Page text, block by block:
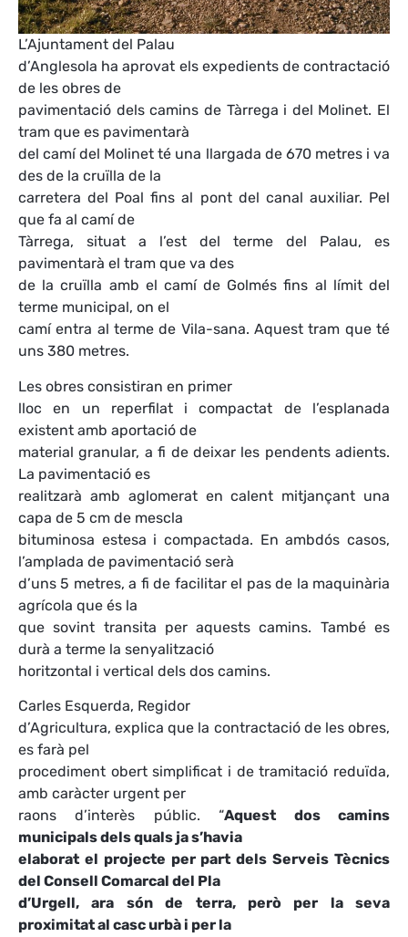
L’Ajuntament del Palau
d’Anglesola ha aprovat els expedients de contractació
de les obres de
pavimentació dels camins de Tàrrega i del Molinet. El
tram que es pavimentarà
del camí del Molinet té una llargada de 670 metres i va
des de la cruïlla de la
carretera del Poal fins al pont del canal auxiliar. Pel
que fa al camí de
Tàrrega, situat a l’est del terme del Palau, es
pavimentarà el tram que va des
de la cruïlla amb el camí de Golmés fins al límit del
terme municipal, on el
camí entra al terme de Vila-sana. Aquest tram que té
uns 380 metres.
Les obres consistiran en primer
lloc en un reperfilat i compactat de l’esplanada
existent amb aportació de
material granular, a fi de deixar les pendents adients.
La pavimentació es
realitzarà amb aglomerat en calent mitjançant una
capa de 5 cm de mescla
bituminosa estesa i compactada. En ambdós casos,
l’amplada de pavimentació serà
d’uns 5 metres, a fi de facilitar el pas de la maquinària
agrícola que és la
que sovint transita per aquests camins. També es
durà a terme la senyalització
horitzontal i vertical dels dos camins.
Carles Esquerda, Regidor
d’Agricultura, explica que la contractació de les obres,
es farà pel
procediment obert simplificat i de tramitació reduïda,
amb caràcter urgent per
raons d’interès públic. “Aquest dos camins
municipals dels quals ja s’havia
elaborat el projecte per part dels Serveis Tècnics
del Consell Comarcal del Pla
d’Urgell, ara són de terra, però per la seva
proximitat al casc urbà i per la